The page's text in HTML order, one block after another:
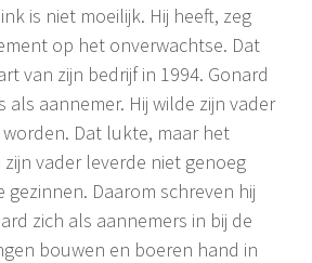
is niet moeilijk. Hij heeft, zeg
op het onverwachtse. Dat
van zijn bedrijf in 1994. Gonard
als aannemer. Hij wilde zijn vader
Dat lukte, maar het
vader leverde niet genoeg
Daarom schreven hij
zich als aannemers in bij de
bouwen en boeren hand in